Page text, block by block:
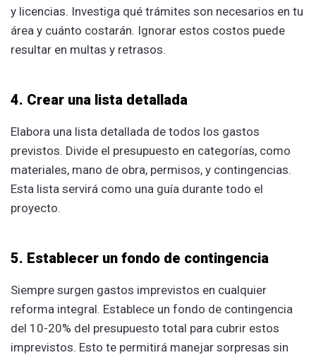
y licencias. Investiga qué trámites son necesarios en tu
área y cuánto costarán. Ignorar estos costos puede
resultar en multas y retrasos.
4. Crear una lista detallada
Elabora una lista detallada de todos los gastos
previstos. Divide el presupuesto en categorías, como
materiales, mano de obra, permisos, y contingencias.
Esta lista servirá como una guía durante todo el
proyecto.
5. Establecer un fondo de contingencia
Siempre surgen gastos imprevistos en cualquier
reforma integral. Establece un fondo de contingencia
del 10-20% del presupuesto total para cubrir estos
imprevistos. Esto te permitirá manejar sorpresas sin